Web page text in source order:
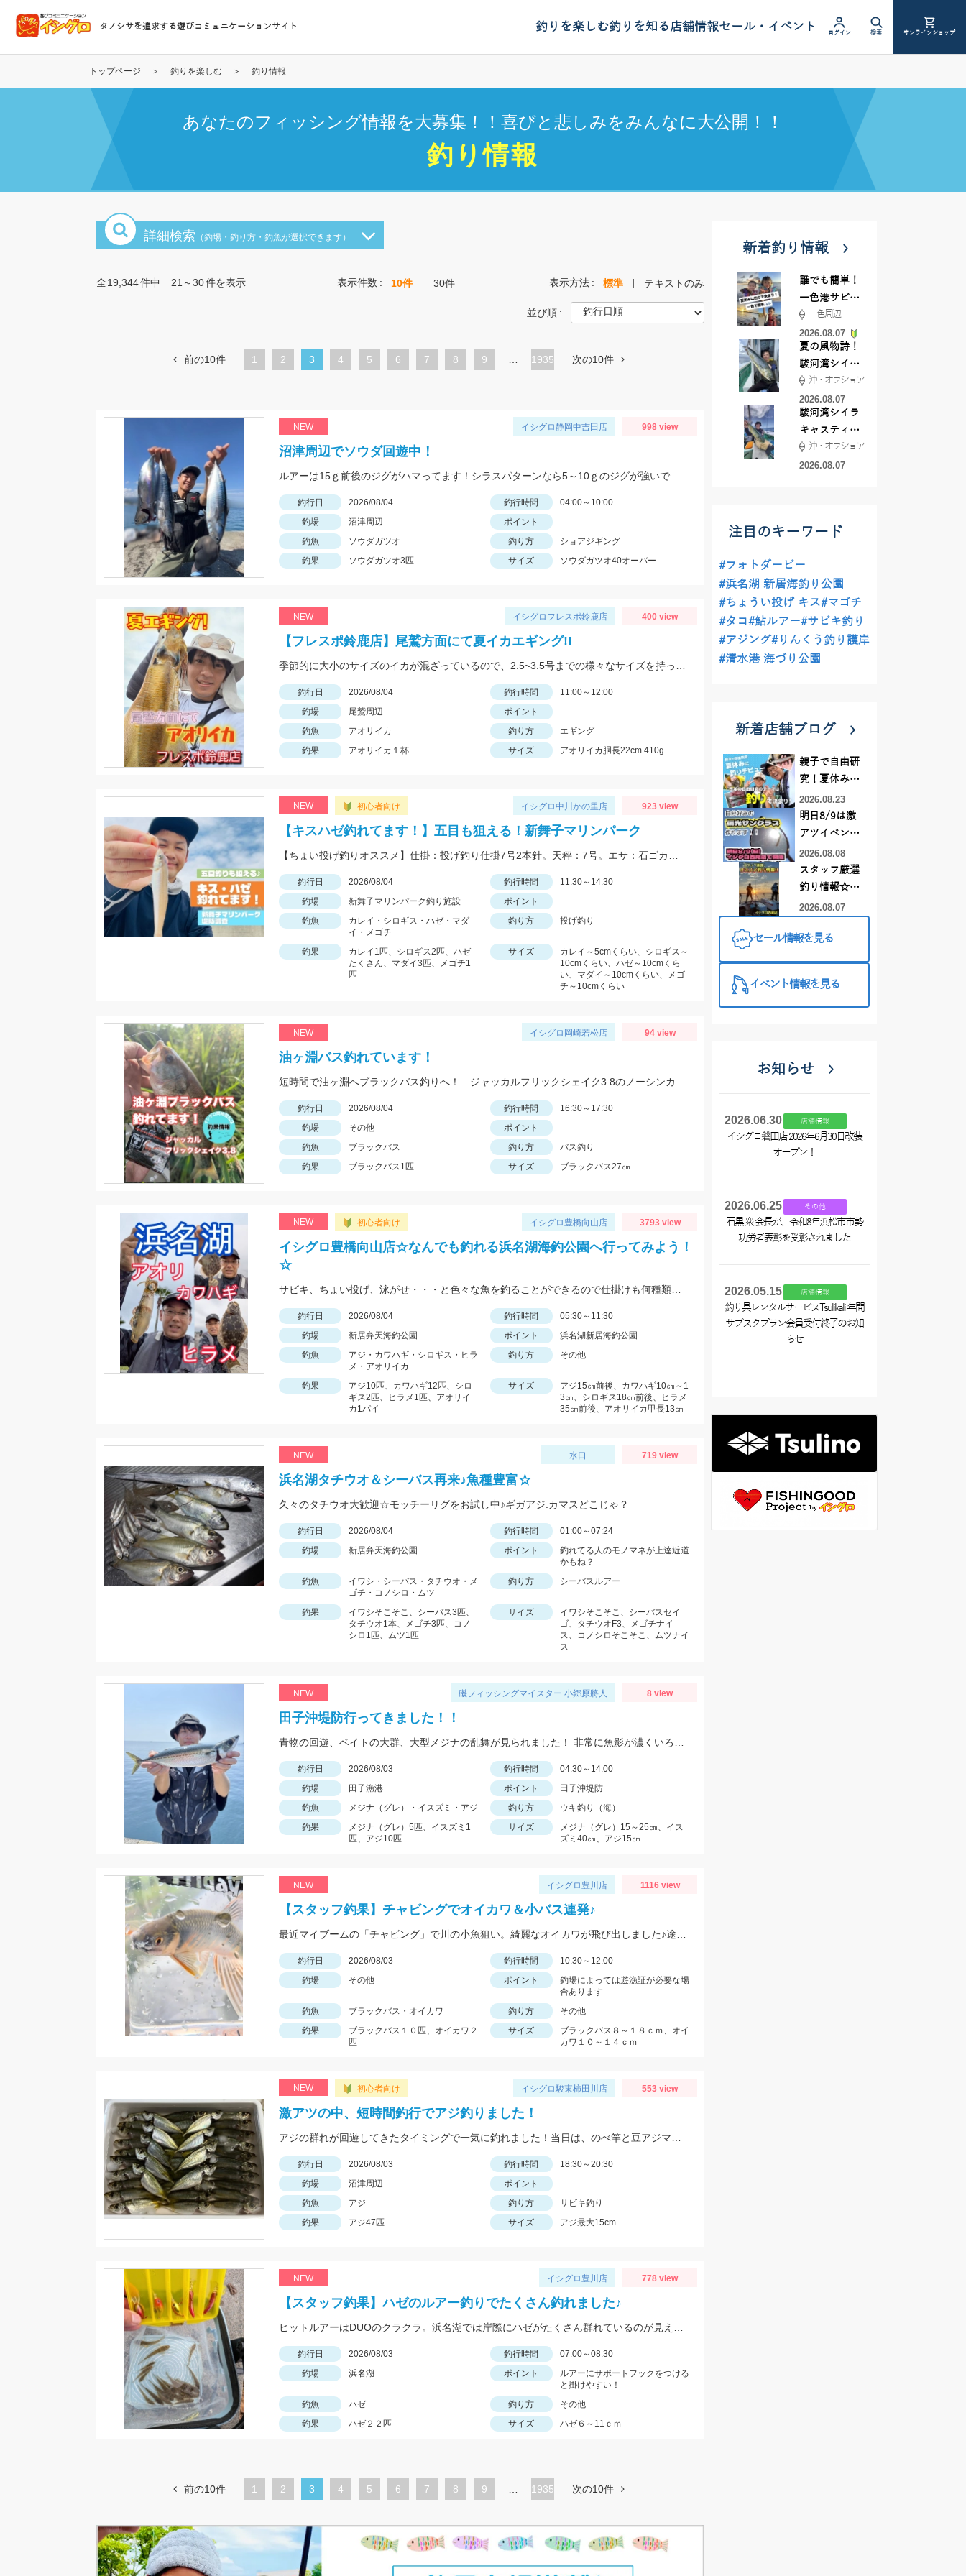
コ
テ
タノシサを追求する遊びコミュニケーションサイト 釣りを楽しむ釣りを知る店舗情報セール・イベント ログイン 検索 オンラインショップ
トップページ 釣りを楽しむ 釣り情報
あなたのフィッシング情報を大募集！！喜びと悲しみをみんなに大公開！！
釣り情報
詳細検索 （釣場・釣り方・釣魚が選択できます）
全19,344件中 21～30件を表示 表示件数 10件 30件 表示方法 標準 テキストのみ
並び順
前の10件 1
ペ
2
カ
ト
ペ
3
ペ
4
ペ
5
ペ
6
ペ
7
ペ
8
ペ
9 1935 次の10件
NEW イシグロ静岡中吉田店 998 view
沼津周辺でソウダ回遊中！
釣行日 2026/08/04 釣行時間
04:00～10:00
釣場
沼津周辺
ポイント
釣魚
ソウダガツオ 釣り方
ショアジギング
釣果
ソウダガツオ3匹 サイズ ソウダガツオ40オーバー
NEW イシグロフレスポ鈴鹿店 400 view
【フレスポ鈴鹿店】尾鷲方面にて夏イカエギング!!
釣行日 2026/08/04 釣行時間
11:00～12:00
釣場
尾鷲周辺
ポイント
釣魚
アオリイカ 釣り方
エギング
釣果
アオリイカ１杯 サイズ アオリイカ胴長22cm 410g
NEW 初心者向け イシグロ中川かの里店 923 view
【キスハゼ釣れてます！】五目も狙える！新舞子マリンパーク
釣行日 2026/08/04 釣行時間
11:30～14:30
釣場
新舞子マリンパーク釣り施設
ポイント
釣魚
カレイ・シロギス・ハゼ・マダ
イ・メゴチ
釣り方 投げ釣り
釣果
カレイ1匹、シロギス2匹、ハゼ
たくさん、マダイ3匹、メゴチ1
匹
サイズ
カレイ～5cmくらい、シロギス～
10cmくらい、ハゼ～10cmくら
い、マダイ～10cmくらい、メゴ
チ～10cmくらい
NEW イシグロ岡崎若松店 94 view
油ヶ淵バス釣れています！
釣行日 2026/08/04 釣行時間
16:30～17:30
釣場
その他
ポイント
釣魚
ブラックバス 釣り方
バス釣り
釣果
ブラックバス1匹 サイズ ブラックバス27㎝
NEW 初心者向け イシグロ豊橋向山店 3793 view
イシグロ豊橋向山店☆なんでも釣れる浜名湖海釣公園へ行ってみよう！
☆
釣行日 2026/08/04 釣行時間
05:30～11:30
釣場
新居弁天海釣公園 ポイント
浜名湖新居海釣公園
釣魚
アジ・カワハギ・シロギス・ヒラ
メ・アオリイカ
釣り方 その他
釣果
アジ10匹、カワハギ12匹、シロ
ギス2匹、ヒラメ1匹、アオリイ
カ1パイ
サイズ
アジ15㎝前後、カワハギ10㎝～1
3㎝、シロギス18㎝前後、ヒラメ
35㎝前後、アオリイカ甲長13㎝
NEW 水口 719 view
浜名湖タチウオ＆シーバス再来♪魚種豊富☆
久々のタチウオ大歓迎☆モッチーリグをお試し中♪ギガアジ.カマスどこじゃ？
釣行日 2026/08/04 釣行時間
01:00～07:24
釣場
新居弁天海釣公園 ポイント
釣れてる人のモノマネが上達近道
かもね？
釣魚
イワシ・シーバス・タチウオ・メ
ゴチ・コノシロ・ムツ
釣り方 シーバスルアー
釣果
イワシそこそこ、シーバス3匹、
タチウオ1本、メゴチ3匹、コノ
シロ1匹、ムツ1匹
サイズ
イワシそこそこ、シーバスセイ
ゴ、タチウオF3、メゴチナイ
ス、コノシロそこそこ、ムツナイ
ス
NEW 磯フィッシングマイスター 小郷原將人 8 view
田子沖堤防行ってきました！！
釣行日 2026/08/03 釣行時間
04:30～14:00
釣場
田子漁港 ポイント
田子沖堤防
釣魚
メジナ（グレ）・イスズミ・アジ 釣り方
ウキ釣り（海）
釣果
メジナ（グレ）5匹、イスズミ1
匹、アジ10匹
サイズ
メジナ（グレ）15～25㎝、イス
ズミ40㎝、アジ15㎝
NEW イシグロ豊川店 1116 view
【スタッフ釣果】チャビングでオイカワ＆小バス連発♪
釣行日 2026/08/03 釣行時間
10:30～12:00
釣場
その他 ポイント
釣場によっては遊漁証が必要な場
合あります
釣魚
ブラックバス・オイカワ 釣り方
その他
釣果
ブラックバス１０匹、オイカワ２
匹
サイズ
ブラックバス８～１８ｃｍ、オイ
カワ１０～１４ｃｍ
NEW 初心者向け イシグロ駿東柿田川店 553 view
激アツの中、短時間釣行でアジ釣りました！
釣行日 2026/08/03 釣行時間
18:30～20:30
釣場
沼津周辺
ポイント
釣魚
アジ 釣り方
サビキ釣り
釣果
アジ47匹 サイズ アジ最大15cm
NEW イシグロ豊川店 778 view
【スタッフ釣果】ハゼのルアー釣りでたくさん釣れました♪
釣行日 2026/08/03 釣行時間
07:00～08:30
釣場
浜名湖 ポイント
ルアーにサポートフックをつける
と掛けやすい！
釣魚
ハゼ 釣り方
その他
釣果
ハゼ２２匹 サイズ ハゼ６～11ｃｍ
前の10件 1
ペ
ジ
2
カ
ン
ト
3
ペ
4
ペ
5
ペ
6
ペ
7
ペ
8
ペ
9 1935 次の10件
新着釣り情報
誰でも簡単！
一色港サビキ
＆ちょい投げ
一色周辺
2026.08.07
夏の風物詩！
駿河湾シイラ
キャスティン
グ行ってきま
した！！
沖・オフショア
2026.08.07
駿河湾シイラ
キャスティン
グ行ってきま
した！
沖・オフショア
2026.08.07
注目のキーワード
#フォトダービー
#浜名湖 新居海釣り公園
#ちょうい投げ キス#マゴチ
#タコ#鮎ルアー#サビキ釣り
#アジング#りんくう釣り護岸
#清水港 海づり公園
新着店舗ブログ
親子で自由研
究！夏休みに
釣りデビュー
2026.08.23
明日8/9は激
アツイベント
日！！！～オ
ーダー偏光グ
ラス受注会～
2026.08.08
スタッフ厳選
釣り情報☆彡
連休は何釣り
♪【イシグロ
2026.08.07
セール情報を見る
イベント情報を見る
お知らせ
2026.06.30 店舗情報
イシグロ磐田店 2026年6月30日改装
オープン！
2026.06.25 その他
石黒 衆 会長が、令和8年浜松市市勢
功労者表彰を受彰されました
2026.05.15 店舗情報
釣り具レンタルサービスTsulikali 年間
サブスクプラン会員受付終了のお知
らせ